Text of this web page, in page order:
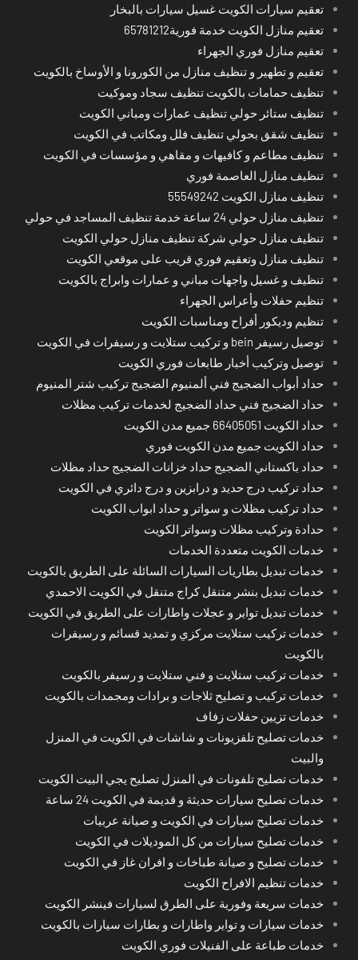
تعقيم سيارات الكويت غسيل سيارات بالبخار
تعقيم منازل الكويت خدمة فورية65781212
تعقيم منازل فوري الجهراء
تعقيم و تطهير و تنظيف منازل من الكورونا و الأوساخ بالكويت
تنظيف حمامات بالكويت تنظيف سجاد وموكيت
تنظيف ستائر حولي تنظيف عمارات ومباني الكويت
تنظيف شقق بحولي تنظيف فلل ومكاتب في الكويت
تنظيف مطاعم و كافيهات و مقاهي و مؤسسات في الكويت
تنظيف منازل العاصمة فوري
تنظيف منازل الكويت 55549242
تنظيف منازل حولي 24 ساعة خدمة تنظيف المساجد في حولي
تنظيف منازل حولي شركة تنظيف منازل حولي الكويت
تنظيف منازل وتعقيم فوري قريب على موقعي الكويت
تنظيف و غسيل واجهات مباني و عمارات وابراج بالكويت
تنظيم حفلات وأعراس الجهراء
تنظيم وديكور أفراح ومناسبات الكويت
توصيل رسيفر bein و تركيب ستلايت و رسيفرات في الكويت
توصيل وتركيب أخبار طابعات فوري الكويت
حداد أبواب الضجيج فني ألمنيوم الضجيج تركيب شتر المنيوم
حداد الضجيج فني حداد الضجيج لخدمات تركيب مظلات
حداد الكويت 66405051 جميع مدن الكويت
حداد الكويت جميع مدن الكويت فوري
حداد باكستاني الضجيج حداد خزانات الضجيج حداد مظلات
حداد تركيب درج حديد و درابزين و درج دائري في الكويت
حداد تركيب مظلات و سواتر و حداد ابواب الكويت
حدادة وتركيب مظلات وسواتر الكويت
خدمات الكويت متعددة الخدمات
خدمات تبديل بطاريات السيارات السائلة على الطريق بالكويت
خدمات تبديل بنشر متنقل كراج متنقل في الكويت الاحمدي
خدمات تبديل تواير و عجلات واطارات على الطريق في الكويت
خدمات تركيب ستلايت مركزي و تمديد قسائم و رسيفرات
بالكويت
خدمات تركيب ستلايت و فني ستلايت و رسيفر بالكويت
خدمات تركيب و تصليح ثلاجات و برادات ومجمدات بالكويت
خدمات تزيين حفلات زفاف
خدمات تصليح تلفزيونات و شاشات في الكويت في المنزل
والبيت
خدمات تصليح تلفونات في المنزل تصليح يجي البيت الكويت
خدمات تصليح سيارات حديثة و قديمة في الكويت 24 ساعة
خدمات تصليح سيارات في الكويت و صيانة عربيات
خدمات تصليح سيارات من كل الموديلات في الكويت
خدمات تصليح و صيانة طباخات و افران غاز في الكويت
خدمات تنظيم الافراح الكويت
خدمات سريعة وفورية على الطرق لسيارات فينشر الكويت
خدمات سيارات و تواير واطارات و بطارات سيارات بالكويت
خدمات طباعة على الفنيلات فوري الكويت